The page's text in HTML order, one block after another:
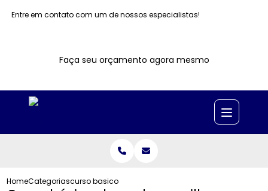
Entre em contato com um de nossos especialistas!
Faça seu orçamento agora mesmo
HomeCategoriascurso basico scuba ilha grande